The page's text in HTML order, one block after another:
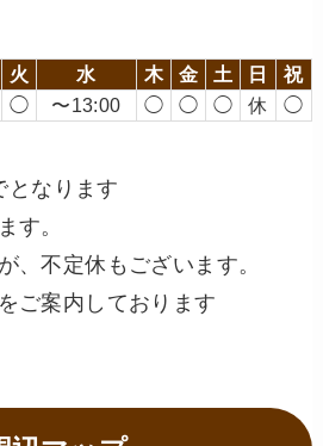
火 水 木 金 土 日
祝
◯ 〜13:00 ◯ ◯ ◯ 休 ◯
となります
す。
、不定休もございます。
ご案内しております